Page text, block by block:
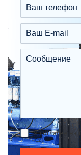
Я согласен